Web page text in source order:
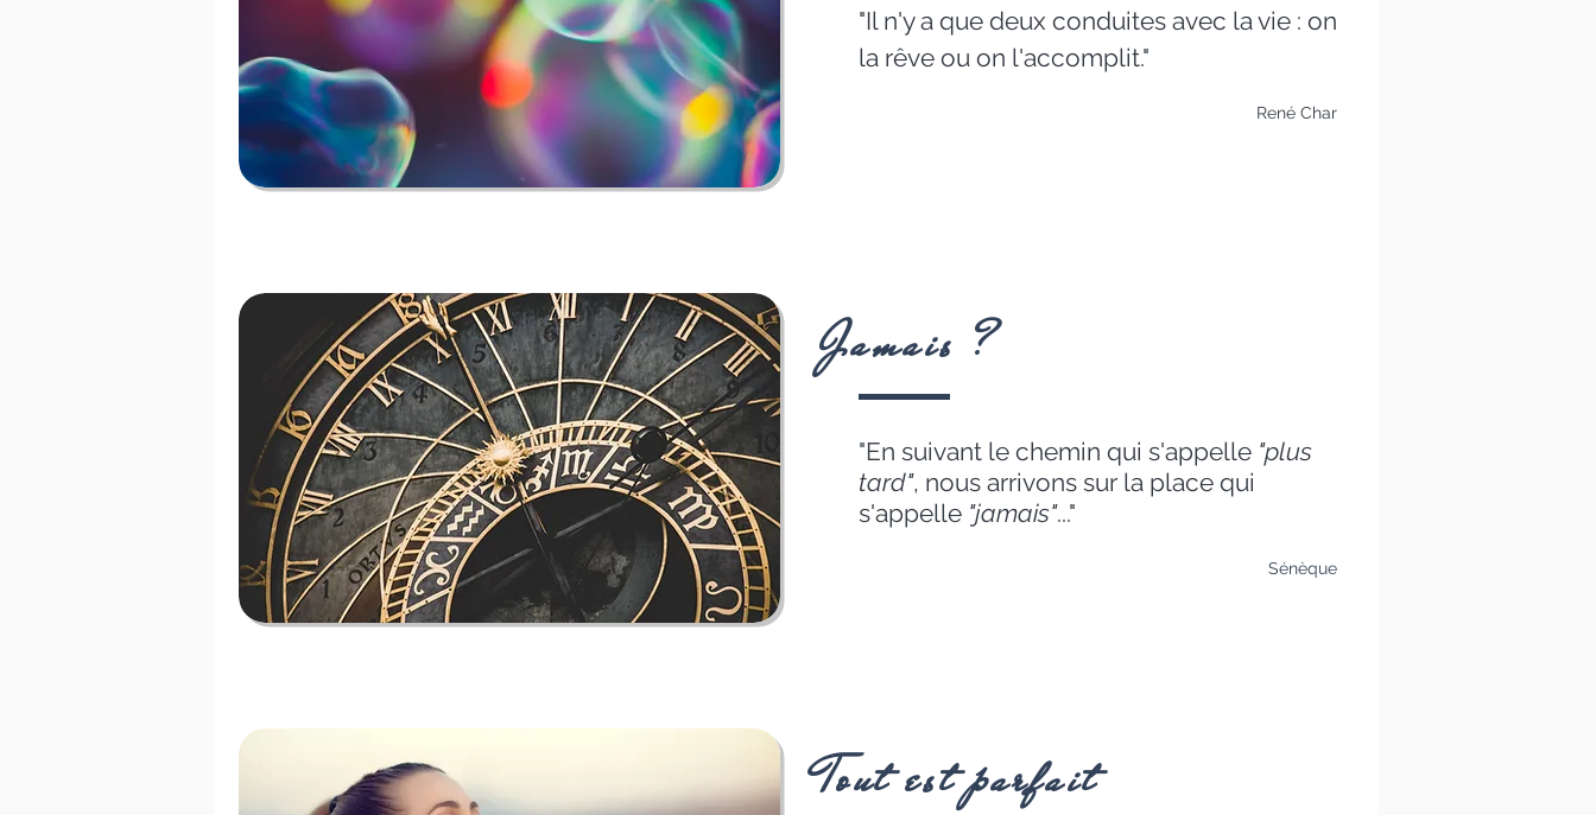
"Il n'y a que deux conduites avec la vie : on
la rêve ou on l'accomplit."
René Char
Jamais ?
"En suivant le chemin qui s'appelle "plus
tard", nous arrivons sur la place qui
s'appelle "jamais"..."
Sénèque
Tout est parfait